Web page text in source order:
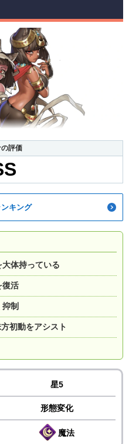
評価
キング
体持っている
復活
制
初動をアシスト
星5
形態変化
魔法